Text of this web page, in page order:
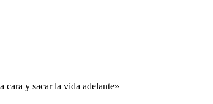
y sacar la vida adelante»